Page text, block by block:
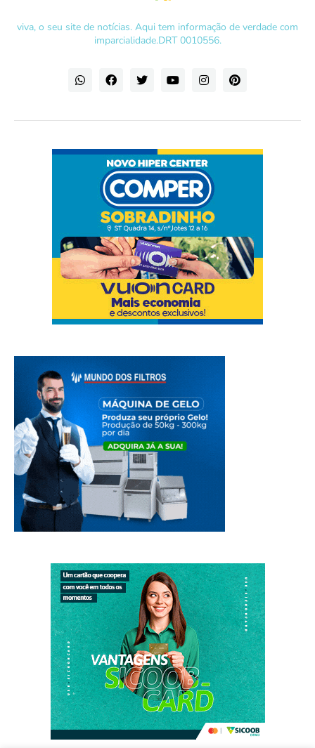
viva, o seu site de notícias. Aqui tem informação de verdade com
imparcialidade.DRT 0010556.